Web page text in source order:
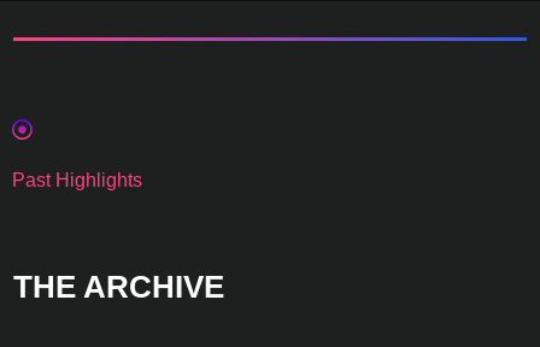
Past Highlights
THE ARCHIVE